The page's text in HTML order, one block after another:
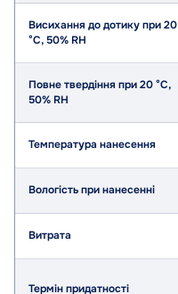
Висихання до дотику при 20
°C, 50% RH
Повне твердіння при 20 °C,
50% RH
Температура нанесення
Вологість при нанесенні
Витрата
Термін придатності